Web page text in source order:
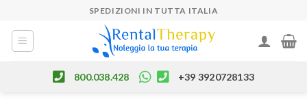
content
SPEDIZIONI IN TUTTA ITALIA
800.038.428 +39 3920728133